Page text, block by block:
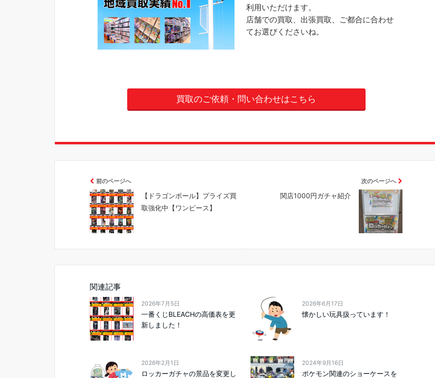
利用いただけます。
店舗での買取、出張買取、ご都合に合わせ
てお選びくださいね。
買取のご依頼・問い合わせはこちら
前のページへ
【ドラゴンボール】プライズ買
取強化中【ワンピース】
次のページへ
関店1000円ガチャ紹介
関連記事
2026年7月5日
一番くじBLEACHの高価表を更
新しました！
2026年6月17日
懐かしい玩具扱っています！
2026年2月1日
ロッカーガチャの景品を変更し
2024年9月16日
ポケモン関連のショーケースを